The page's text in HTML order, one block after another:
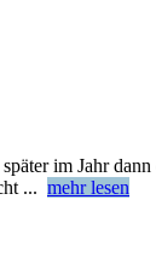
im Jahr dann
... mehr lesen